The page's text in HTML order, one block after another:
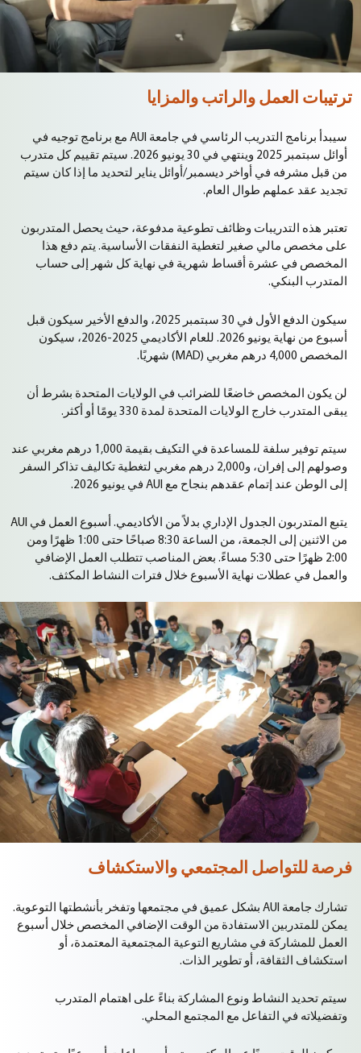
ترتيبات العمل والراتب والمزايا
سيبدأ برنامج التدريب الرئاسي في جامعة AUI مع برنامج توجيه في
أوائل سبتمبر 2025 وينتهي في 30 يونيو 2026. سيتم تقييم كل متدرب
من قبل مشرفه في أواخر ديسمبر/أوائل يناير لتحديد ما إذا كان سيتم
تجديد عقد عملهم طوال العام.
تعتبر هذه التدريبات وظائف تطوعية مدفوعة، حيث يحصل المتدربون
على مخصص مالي صغير لتغطية النفقات الأساسية. يتم دفع هذا
المخصص في عشرة أقساط شهرية في نهاية كل شهر إلى حساب
المتدرب البنكي.
سيكون الدفع الأول في 30 سبتمبر 2025، والدفع الأخير سيكون قبل
أسبوع من نهاية يونيو 2026. للعام الأكاديمي 2025-2026، سيكون
المخصص 4,000 درهم مغربي (MAD) شهريًا.
لن يكون المخصص خاضعًا للضرائب في الولايات المتحدة بشرط أن
يبقى المتدرب خارج الولايات المتحدة لمدة 330 يومًا أو أكثر.
سيتم توفير سلفة للمساعدة في التكيف بقيمة 1,000 درهم مغربي عند
وصولهم إلى إفران، و2,000 درهم مغربي لتغطية تكاليف تذاكر السفر
إلى الوطن عند إتمام عقدهم بنجاح مع AUI في يونيو 2026.
يتبع المتدربون الجدول الإداري بدلاً من الأكاديمي. أسبوع العمل في
من الاثنين إلى الجمعة، من الساعة صباحًا حتى ظهرًا ومن
2:00 ظهرًا حتى مساءً. بعض المناصب تتطلب العمل الإضافي
والعمل في عطلات نهاية الأسبوع خلال فترات النشاط المكثف.
فرصة للتواصل المجتمعي والاستكشاف
تشارك جامعة AUI بشكل عميق في مجتمعها وتفخر بأنشطتها التوعوية.
يمكن للمتدربين الاستفادة من الوقت الإضافي المخصص خلال أسبوع
العمل للمشاركة في مشاريع التوعية المجتمعية المعتمدة، أو
استكشاف الثقافة، أو تطوير الذات.
سيتم تحديد النشاط ونوع المشاركة بناءً على اهتمام المتدرب
وتفضيلاته في التفاعل مع المجتمع المحلي.